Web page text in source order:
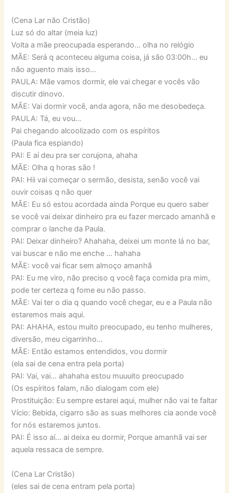
(Cena Lar não Cristão)
Luz só do altar (meia luz)
Volta a mãe preocupada esperando… olha no relógio
MÃE: Será q aconteceu alguma coisa, já são 03:00h… eu
não aguento mais isso…
PAULA: Mãe vamos dormir, ele vai chegar e vocês vão
discutir dinovo.
MÃE: Vai dormir você, anda agora, não me desobedeça.
PAULA: Tá, eu vou…
Pai chegando alcoolizado com os espíritos
(Paula fica espiando)
PAI: E aí deu pra ser corujona, ahaha
MÃE: Olha q horas são !
PAI: Hii vai começar o sermão, desista, senão você vai
ouvir coisas q não quer
MÃE: Eu só estou acordada ainda Porque eu quero saber
se você vai deixar dinheiro pra eu fazer mercado amanhã e
comprar o lanche da Paula.
PAI: Deixar dinheiro? Ahahaha, deixei um monte lá no bar,
vai buscar e não me enche … hahaha
MÃE: você vai ficar sem almoço amanhã
PAI: Eu me viro, não preciso q você faça comida pra mim,
pode ter certeza q fome eu não passo.
MÃE: Vai ter o dia q quando você chegar, eu e a Paula não
estaremos mais aqui.
PAI: AHAHA, estou muito preocupado, eu tenho mulheres,
diversão, meu cigarrinho…
MÃE: Então estamos entendidos, vou dormir
(ela sai de cena entra pela porta)
PAI: Vai, vai… ahahaha estou muuuito preocupado
(Os espíritos falam, não dialogam com ele)
Prostituição: Eu sempre estarei aqui, mulher não vai te faltar
Vício: Bebida, cigarro são as suas melhores cia aonde você
for nós estaremos juntos.
PAI: É isso aí… ai deixa eu dormir, Porque amanhã vai ser
aquela ressaca de sempre.
(Cena Lar Cristão)
(eles sai de cena entram pela porta)